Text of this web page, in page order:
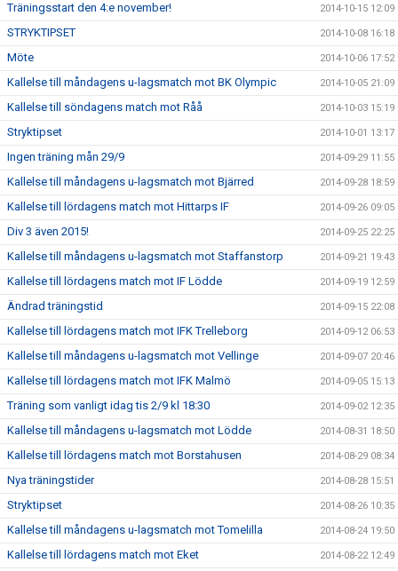
Träningsstart den 4:e november! 2014-10-15 12:09
STRYKTIPSET 2014-10-08 16:18
Möte 2014-10-06 17:52
Kallelse till måndagens u-lagsmatch mot BK Olympic 2014-10-05 21:09
Kallelse till söndagens match mot Råå 2014-10-03 15:19
Stryktipset 2014-10-01 13:17
Ingen träning mån 29/9 2014-09-29 11:55
Kallelse till måndagens u-lagsmatch mot Bjärred 2014-09-28 18:59
Kallelse till lördagens match mot Hittarps IF 2014-09-26 09:05
Div 3 även 2015! 2014-09-25 22:25
Kallelse till måndagens u-lagsmatch mot Staffanstorp 2014-09-21 19:43
Kallelse till lördagens match mot IF Lödde 2014-09-19 12:59
Ändrad träningstid 2014-09-15 22:08
Kallelse till lördagens match mot IFK Trelleborg 2014-09-12 06:53
Kallelse till måndagens u-lagsmatch mot Vellinge 2014-09-07 20:46
Kallelse till lördagens match mot IFK Malmö 2014-09-05 15:13
Träning som vanligt idag tis 2/9 kl 18:30 2014-09-02 12:35
Kallelse till måndagens u-lagsmatch mot Lödde 2014-08-31 18:50
Kallelse till lördagens match mot Borstahusen 2014-08-29 08:34
Nya träningstider 2014-08-28 15:51
Stryktipset 2014-08-26 10:35
Kallelse till måndagens u-lagsmatch mot Tomelilla 2014-08-24 19:50
Kallelse till lördagens match mot Eket 2014-08-22 12:49